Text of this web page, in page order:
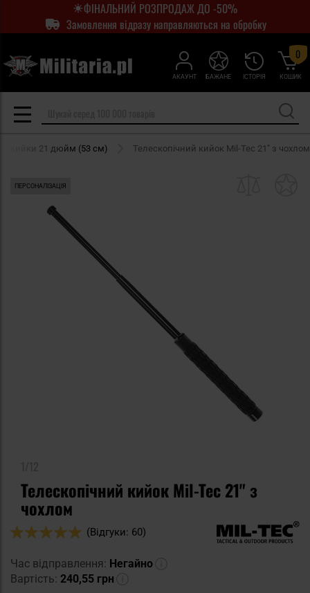
ФІНАЛЬНИЙ РОЗПРОДАЖ ДО -50%
Замовлення відразу направляються на обробку
АКАУНТ ІСТОРІЯ
БАЖАНЕ КОШИК
0
кийки 21 дюйм (53 см) Телескопічний кийок Mil-Tec 21" з чохлом
ПЕРСОНАЛІЗАЦІЯ
Телескопічний кийок Mil-Tec 21" з
чохлом
Оцінка:
(Відгуки: 60)
Час відправлення: Негайно
Вартість: 240,55 грн